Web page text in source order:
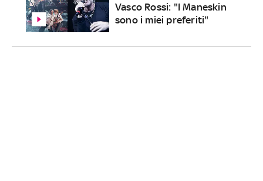
Vasco Rossi: "I Maneskin
sono i miei preferiti"